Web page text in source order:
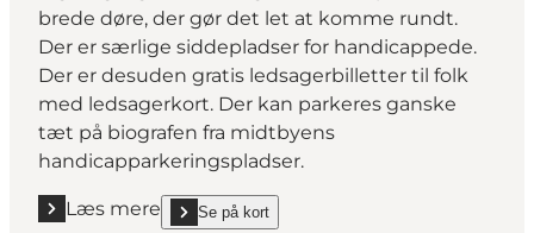
brede døre, der gør det let at komme rundt.
Der er særlige siddepladser for handicappede.
Der er desuden gratis ledsagerbilletter til folk
med ledsagerkort. Der kan parkeres ganske
tæt på biografen fra midtbyens
handicapparkeringspladser.
Læs mere
Læs mere "Biffen Odder"
Se på kort
show Biffen Odder on_map